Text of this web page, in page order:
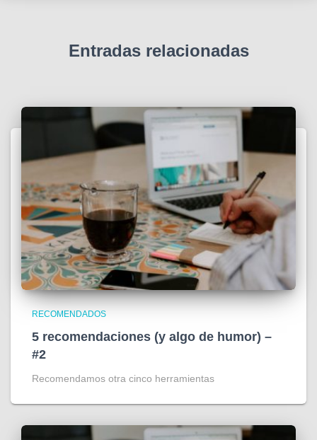
Entradas relacionadas
RECOMENDADOS
5 recomendaciones (y algo de humor) –
#2
Recomendamos otra cinco herramientas